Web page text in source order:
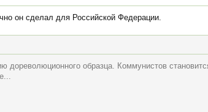
он сделал для Российской Федерации.
дореволюционного образца. Коммунистов